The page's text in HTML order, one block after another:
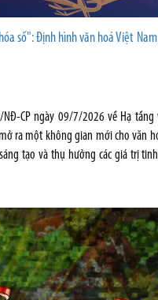
số": Định hình văn hoá Việt
CP ngày 09/7/2026 về Hạ tầng
ra một không gian mới cho văn
tạo và thụ hưởng các giá trị